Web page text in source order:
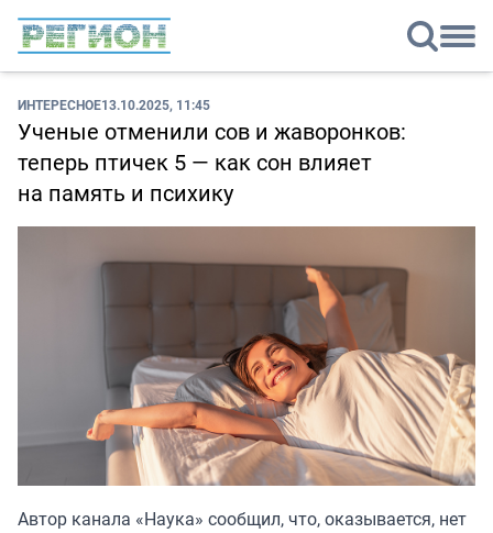
ИНТЕРЕСНОЕ13.10.2025, 11:45
Ученые отменили сов и жаворонков:
теперь птичек 5 — как сон влияет
на память и психику
Автор канала «Наука» сообщил, что, оказывается, нет